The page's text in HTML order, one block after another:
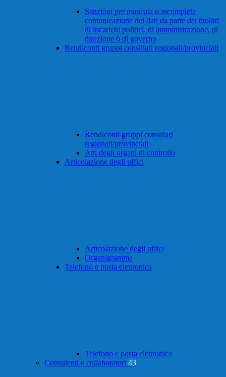
Sanzioni per mancata o incompleta
comunicazione dei dati da parte dei titolari
di incarichi politici, di amministrazione, di
direzione o di governo
Rendiconti gruppi consiliari regionali/provinciali
Rendiconti gruppi consiliari
regionali/provinciali
Atti degli organi di controllo
Articolazione degli uffici
Articolazione degli uffici
Organigramma
Telefono e posta elettronica
Telefono e posta elettronica
Consulenti e collaboratori 43